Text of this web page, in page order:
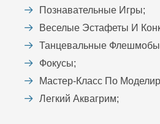
Познавательные Игры;
Веселые Эстафеты И
Танцевальные
Фокусы;
Мастер-Класс По
Легкий Аквагрим;